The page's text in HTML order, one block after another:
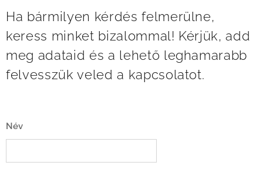
Ha bármilyen kérdés felmerülne,
keress minket bizalommal! Kérjük, add
meg adataid és a lehető leghamarabb
felvesszük veled a kapcsolatot.
Név